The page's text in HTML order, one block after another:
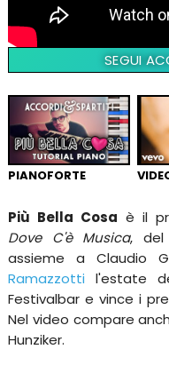
SEGUI
PIANOFORTE
Più Bella Cosa è il
Dove C'è Musica, del
assieme a Claudio
Ramazzotti l'estate
Festivalbar e vince i
Nel video compare
Hunziker.